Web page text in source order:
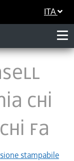
ITA
CHI
FA
stampabile